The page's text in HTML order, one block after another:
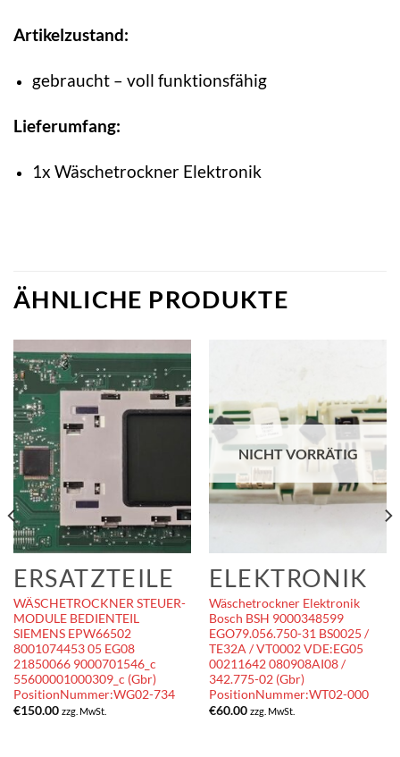
Artikelzustand:
gebraucht – voll funktionsfähig
Lieferumfang:
1x Wäschetrockner Elektronik
ÄHNLICHE PRODUKTE
ERSATZTEILE
WÄSCHETROCKNER STEUER-
MODULE BEDIENTEIL
SIEMENS EPW66502
8001074453 05 EG08
21850066 9000701546_c
55600001000309_c (Gbr)
PositionNummer:WG02-734
€150.00 zzg. MwSt.
NICHT VORRÄTIG
ELEKTRONIK
Wäschetrockner Elektronik
Bosch BSH 9000348599
EGO79.056.750-31 BS0025 /
TE32A / VT0002 VDE:EG05
00211642 080908AI08 /
342.775-02 (Gbr)
PositionNummer:WT02-000
€60.00 zzg. MwSt.